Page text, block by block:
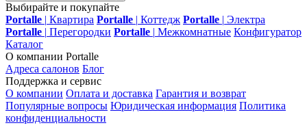
Выбирайте и покупайте
Portalle | Квартира Portalle | Коттедж Portalle | Электра
Portalle | Перегородки Portalle | Межкомнатные Конфигуратор
Каталог
О компании Portalle
Адреса салонов Блог
Поддержка и сервис
О компании Оплата и доставка Гарантия и возврат
Популярные вопросы Юридическая информация Политика
конфиденциальности